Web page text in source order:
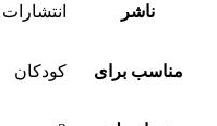
ناشر
مناسب برای کودکان